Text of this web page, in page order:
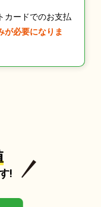
カードでのお支払
が必要になりま
!